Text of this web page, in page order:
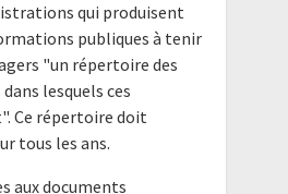
qui produisent
publiques à tenir
"un répertoire des
lesquels ces
Ce répertoire doit
tous les ans.
aux documents